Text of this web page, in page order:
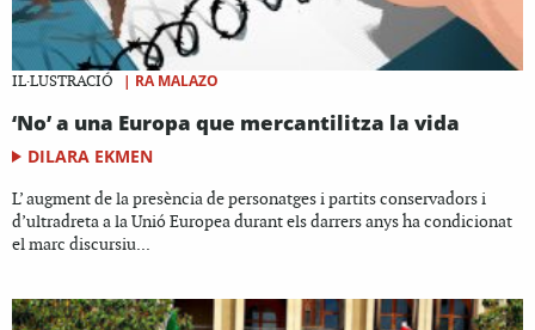
IL·LUSTRACIÓ | RA MALAZO
‘No’ a una Europa que mercantilitza la vida
DILARA EKMEN
L’ augment de la presència de personatges i partits conservadors i
d’ultradreta a la Unió Europea durant els darrers anys ha condicionat
el marc discursiu...